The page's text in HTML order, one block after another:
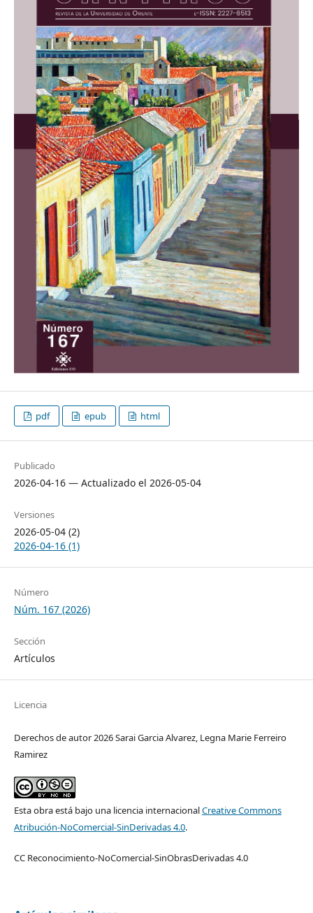
pdf epub html
Publicado
2026-04-16 — Actualizado el 2026-05-04
Versiones
2026-05-04 (2)
2026-04-16 (1)
Número
Núm. 167 (2026)
Sección
Artículos
Licencia
Derechos de autor 2026 Sarai Garcia Alvarez, Legna Marie Ferreiro
Ramirez
Esta obra está bajo una licencia internacionalCreative Commons
Atribución-NoComercial-SinDerivadas 4.0.
CC Reconocimiento-NoComercial-SinObrasDerivadas 4.0